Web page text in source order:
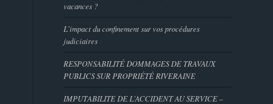
vacances ?
L’impact du confinement sur vos procédures
judiciaires
RESPONSABILITÉ DOMMAGES DE TRAVAUX
PUBLICS SUR PROPRIÉTÉ RIVERAINE
IMPUTABILITE DE L’ACCIDENT AU SERVICE –